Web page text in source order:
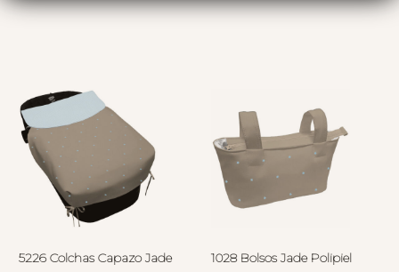
5226 Colchas Capazo Jade
1028 Bolsos Jade Polipiel